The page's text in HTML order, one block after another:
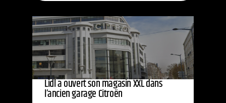
Lidl a ouvert son magasin XXL dans
l’ancien garage Citroën